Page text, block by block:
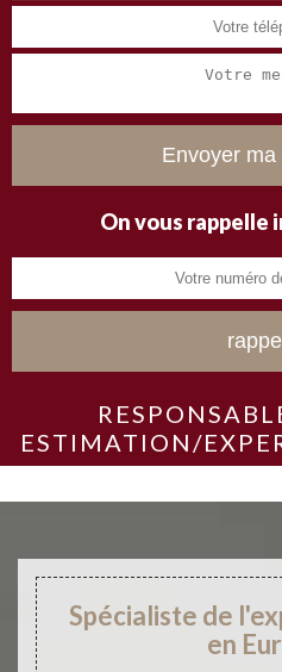
On vous rappelle
ESTIMATION/
Spécialiste de
en